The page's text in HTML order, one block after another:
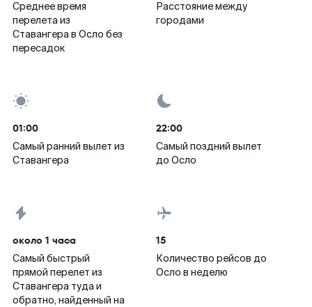
Среднее время
перелета из
Ставангера в Осло без
пересадок
Расстояние между
городами
01:00
Самый ранний вылет из
Ставангера
22:00
Самый поздний вылет
до Осло
около 1 часа
Самый быстрый
прямой перелет из
Ставангера туда и
обратно, найденный на
15
Количество рейсов до
Осло в неделю